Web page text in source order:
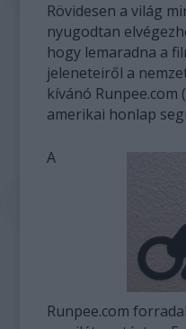
Rövidesen a világ
nyugodtan
hogy lemaradna a
jeleneteiről a
kívánó Runpee.com
amerikai honlap
A
Runpee.com